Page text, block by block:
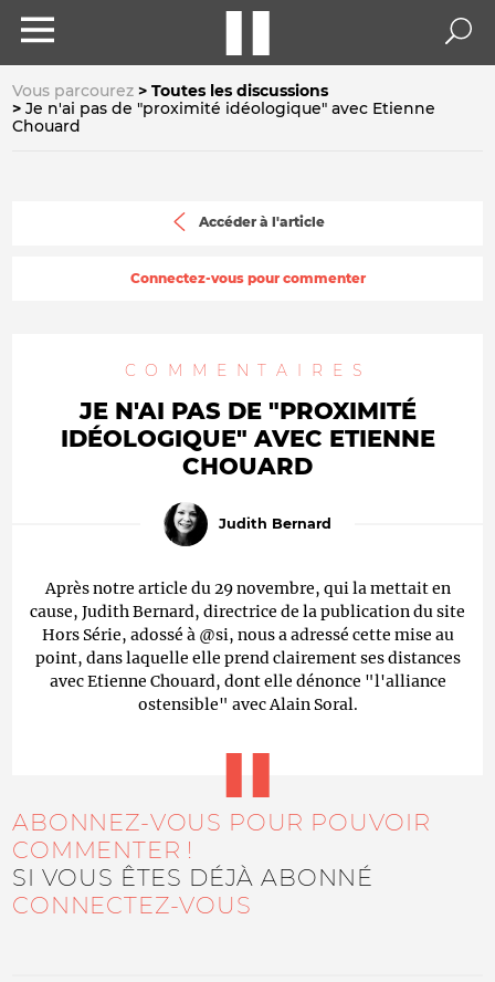
Vous parcourez
Toutes les discussions
Je n'ai pas de "proximité idéologique" avec Etienne
Chouard
Accéder à l'article
Connectez-vous pour commenter
COMMENTAIRES
JE N'AI PAS DE "PROXIMITÉ
IDÉOLOGIQUE" AVEC ETIENNE
CHOUARD
Judith Bernard
Après notre article du 29 novembre, qui la mettait en
cause, Judith Bernard, directrice de la publication du site
Hors Série, adossé à @si, nous a adressé cette mise au
point, dans laquelle elle prend clairement ses distances
avec Etienne Chouard, dont elle dénonce "l'alliance
ostensible" avec Alain Soral.
ABONNEZ-VOUS POUR POUVOIR
COMMENTER !
SI VOUS ÊTES DÉJÀ ABONNÉ
CONNECTEZ-VOUS